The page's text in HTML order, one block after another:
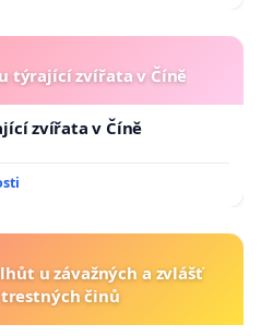
týrající zvířata v Číně
zvířata v Číně
u závažných a zvlášť
činů